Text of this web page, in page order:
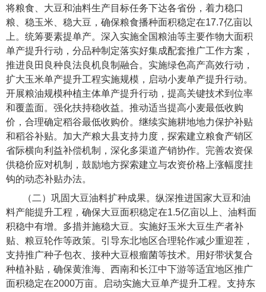
将粮食、大豆和油料生产目标任务下达各省份，着力稳口
粮、稳玉米、稳大豆，确保粮食播种面积稳定在17.7亿亩以
上。统筹要素提单产。深入实施全国粮油等主要作物大面积
单产提升行动，分品种制定落实好集成配套推广工作方案，
推进良田良种良法良机良制融合。实施绿色高产高效行动，
扩大玉米单产提升工程实施规模，启动小麦单产提升行动。
开展粮油规模种植主体单产提升行动，提高关键技术到位率
和覆盖面。强化扶持稳收益。推动适当提高小麦最低收购
价，合理确定稻谷最低收购价。继续实施耕地地力保护补贴
和稻谷补贴。加大产粮大县支持力度，探索建立粮食产销区
省际横向利益补偿机制，深化多渠道产销协作。完善农资保
供稳价应对机制，鼓励地方探索建立与农资价格上涨幅度挂
钩的动态补贴办法。
（二）巩固大豆油料扩种成果。纵深推进国家大豆和油
料产能提升工程，确保大豆面积稳定在1.5亿亩以上、油料面
积稳中有增。多措并施稳大豆。实施好玉米大豆生产者补
贴、粮豆轮作等政策。引导东北地区合理轮作减少重迎茬，
支持推广种子包衣、接种大豆根瘤菌等技术。用好带状复合
种植补贴，确保黄淮海、西南和长江中下游等适宜地区推广
面积稳定在2000万亩。启动实施大豆单产提升工程。支持东